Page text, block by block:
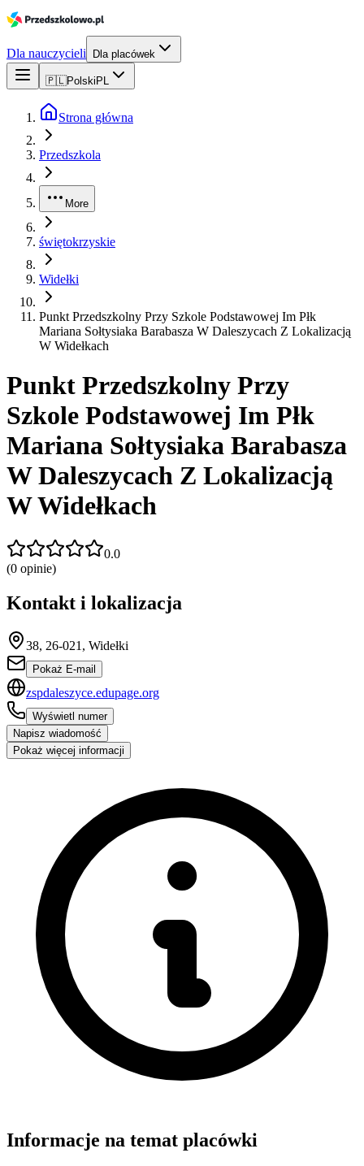
Dla nauczycieli Dla placówek
🇵🇱Polski PL
Strona główna
Przedszkola
More
świętokrzyskie
Widełki
Punkt Przedszkolny Przy Szkole Podstawowej Im Płk
Mariana Sołtysiaka Barabasza W Daleszycach Z Lokalizacją
W Widełkach
Punkt Przedszkolny Przy
Szkole Podstawowej Im Płk
Mariana Sołtysiaka Barabasza
W Daleszycach Z Lokalizacją
W Widełkach
0.0
(0 opinie)
Kontakt i lokalizacja
38, 26-021, Widełki
Pokaż E-mail
zspdaleszyce.edupage.org
Wyświetl numer
Napisz wiadomość
Pokaż więcej informacji
Informacje na temat placówki